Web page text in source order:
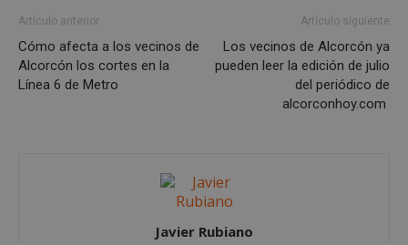
Artículo anterior
Cómo afecta a los vecinos de
Alcorcón los cortes en la
Línea 6 de Metro
Artículo siguiente
Los vecinos de Alcorcón ya
pueden leer la edición de julio
del periódico de
alcorconhoy.com
Javier Rubiano
Cookies de preferencias
Cookies de funcionalidad
El sitio web no se puede utilizar correctamente sin
las cookies estrictamente necesarias.
Dominio